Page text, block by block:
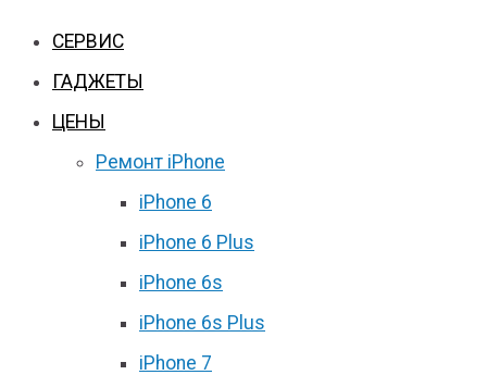
СЕРВИС
ГАДЖЕТЫ
ЦЕНЫ
Ремонт iPhone
iPhone 6
iPhone 6 Plus
iPhone 6s
iPhone 6s Plus
iPhone 7